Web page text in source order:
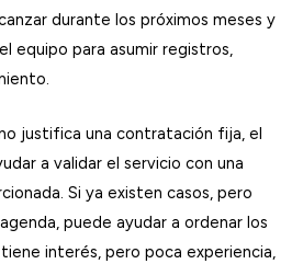
durante los próximos meses y
equipo para asumir registros,
justifica una contratación fija, el
a validar el servicio con una
Si ya existen casos, pero
puede ayudar a ordenar los
interés, pero poca experiencia,